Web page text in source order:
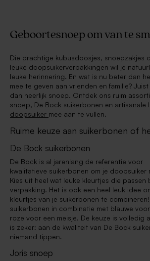
Geboortesnoep om van te
Die prachtige kubusdoosjes, snoepzakjes
leuke doopsuikerverpakkingen wil je
leuke herinnering. En wat is nu beter dan
mee te geven aan vrienden en familie?
dan heerlijk snoep. Ontdek ons ruim
snoep, De Bock suikerbonen en artisanale
doopsuiker mee aan te vullen.
Ruime keuze aan suikerbonen of
De Bock suikerbonen
De Bock is al jarenlang de referentie voor
kwalitatieve suikerbonen om je doopsuiker
Kies uit heel wat leuke kleurtjes die passen
verpakking. Het is ook een heel leuk idee
kleurtjes van je suikerbonen te
suikerbonen in combinatie met blauwe
roze voor een meisje. De keuze is volledig
is zeker: aan de kwaliteit van De Bock
niemand tippen.
Joris snoep